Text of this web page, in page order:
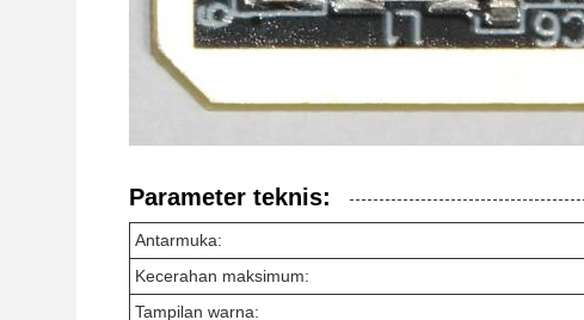
Parameter teknis:
Antarmuka:
Kecerahan maksimum:
Tampilan warna: